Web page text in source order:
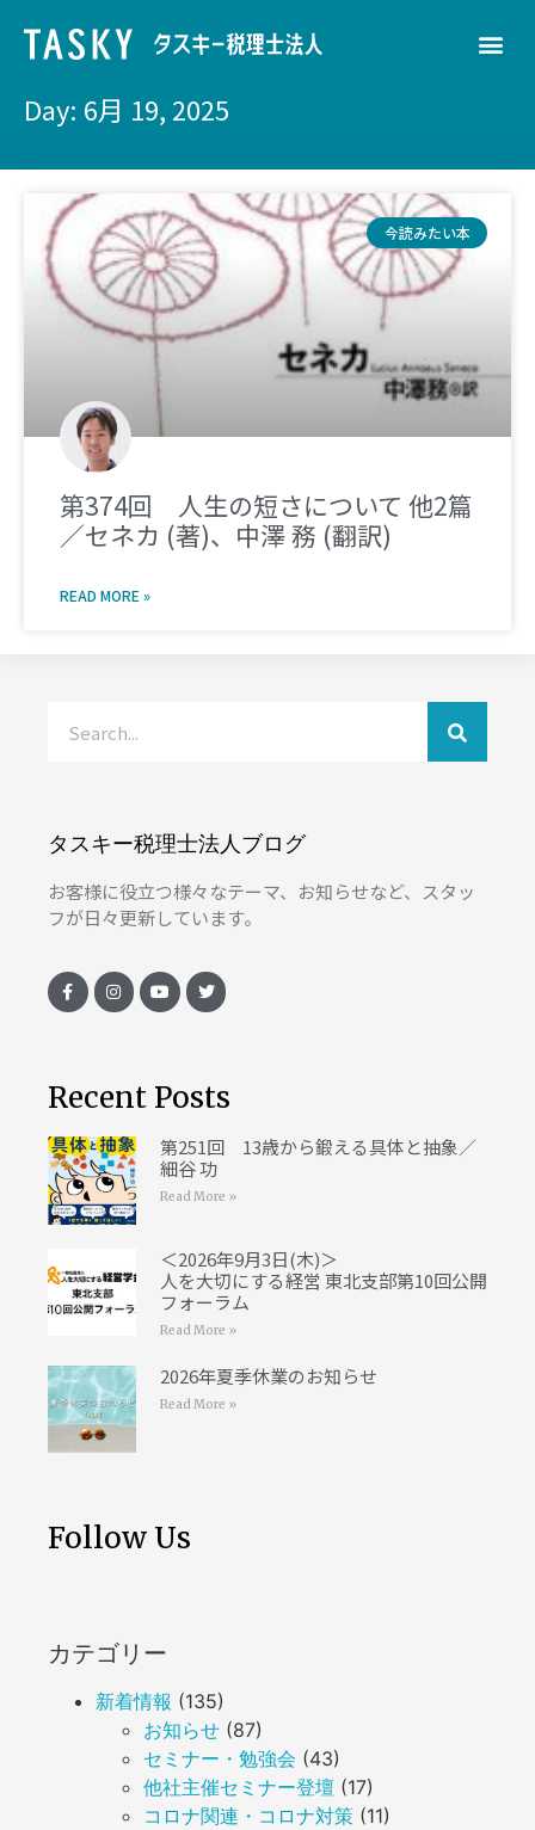
Day: 6月 19, 2025
今読みたい本
第374回 人生の短さについて 他2篇
／セネカ (著)、中澤 務 (翻訳)
READ MORE »
タスキー税理士法人ブログ
お客様に役立つ様々なテーマ、お知らせなど、スタッ
フが日々更新しています。
Recent Posts
第251回 13歳から鍛える具体と抽象／
細谷 功
Read More »
＜2026年9月3日(木)＞
人を大切にする経営 東北支部第10回公開
フォーラム
Read More »
2026年夏季休業のお知らせ
Read More »
Follow Us
カテゴリー
新着情報 (135)
お知らせ (87)
セミナー・勉強会 (43)
他社主催セミナー登壇 (17)
コロナ関連・コロナ対策 (11)